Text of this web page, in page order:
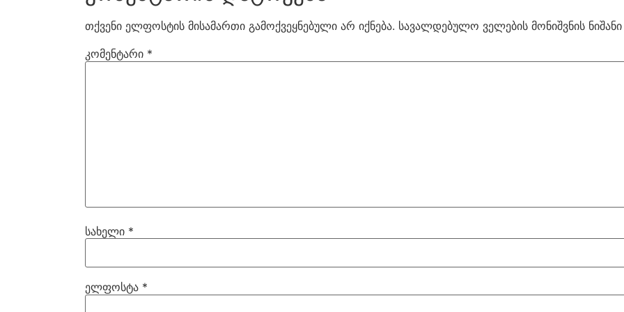
თქვენი ელფოსტის მისამართი გამოქვეყნებული არ იქნება. სავალდებულო ველების მონიშვნის
კომენტარი *
სახელი *
ელფოსტა *